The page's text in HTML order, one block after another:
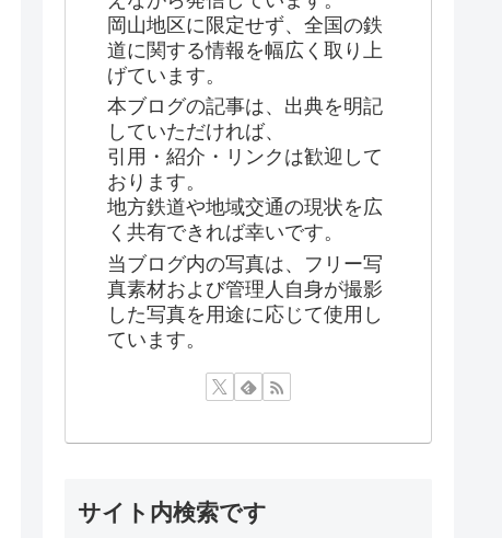
岡山地区に限定せず、全国の鉄
道に関する情報を幅広く取り上
げています。
本ブログの記事は、出典を明記
していただければ、
引用・紹介・リンクは歓迎して
おります。
地方鉄道や地域交通の現状を広
く共有できれば幸いです。
当ブログ内の写真は、フリー写
真素材および管理人自身が撮影
した写真を用途に応じて使用し
ています。
サイト内検索です